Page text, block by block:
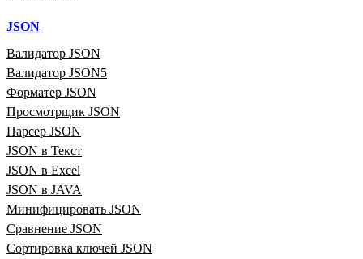
JSON
Валидатор JSON
Валидатор JSON5
Форматер JSON
Просмотрщик JSON
Парсер JSON
JSON в Текст
JSON в Excel
JSON в JAVA
Минифицировать JSON
Сравнение JSON
Сортировка ключей JSON